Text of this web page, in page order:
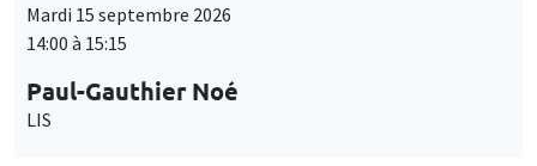
Mardi 15 septembre 2026
14:00 à 15:15
Paul-Gauthier Noé
LIS